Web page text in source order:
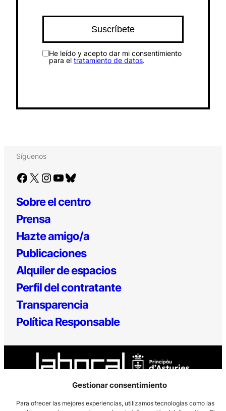
Gestionar consentimiento
Para ofrecer las mejores experiencias, utilizamos tecnologías como las
He leído y acepto dar mi consentimiento
para el tratamiento de datos.
Síguenos
Facebook X Instagram YouTube Bluesky
Sobre el centro
Prensa
Hazte amigo/a
Publicaciones
Alquiler de espacios
Perfil del contratante
Transparencia
Política Responsable